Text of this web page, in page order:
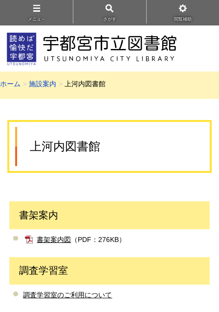
メニュ－ さがす 閲覧補助
ホーム 施設案内 上河内図書館
上河内図書館
書架案内
書架案内図 （PDF：276KB）
調査学習室
調査学習室のご利用について